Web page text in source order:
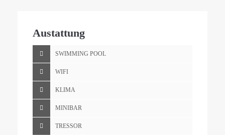
Austattung
SWIMMING POOL
WIFI
KLIMA
MINIBAR
TRESSOR